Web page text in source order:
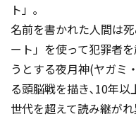
ト」｡
名前を書かれた人間は
ート」を使って犯罪者
うとする夜月神(ヤガミ
る頭脳戦を描き､10年
世代を超えて読み継が